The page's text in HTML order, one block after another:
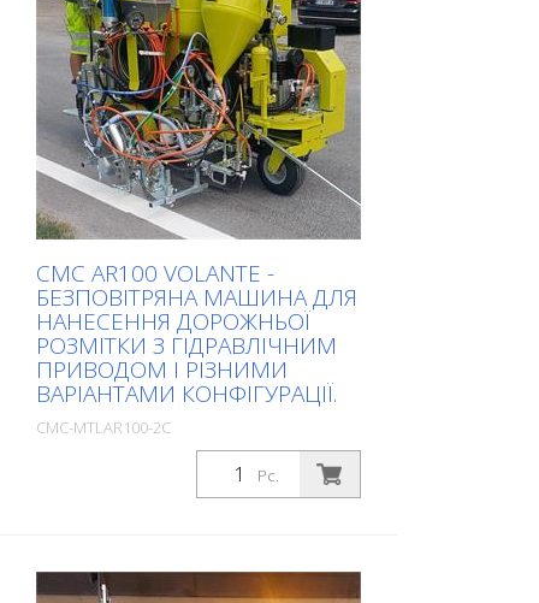
CMC AR100 VOLANTE -
БЕЗПОВІТРЯНА МАШИНА ДЛЯ
НАНЕСЕННЯ ДОРОЖНЬОЇ
РОЗМІТКИ З ГІДРАВЛІЧНИМ
ПРИВОДОМ І РІЗНИМИ
ВАРІАНТАМИ КОНФІГУРАЦІЇ.
CMC-MTLAR100-2C
Самохідна безповітряна машина для
завдяки поєднанню системи рульового
управління та інноваційного джойстика.
Pc.